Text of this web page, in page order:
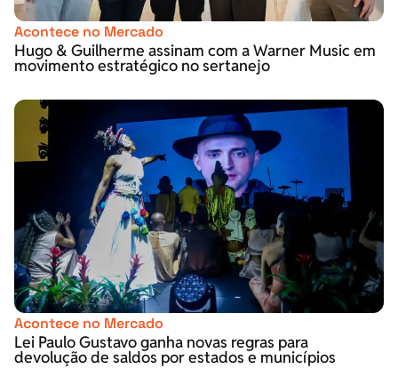
Acontece no Mercado
Hugo & Guilherme assinam com a Warner Music em
movimento estratégico no sertanejo
Acontece no Mercado
Lei Paulo Gustavo ganha novas regras para
devolução de saldos por estados e municípios